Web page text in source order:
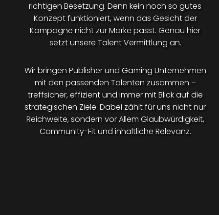
richtigen Besetzung. Denn kein noch so gutes
Konzept funktioniert, wenn das Gesicht der
Kampagne nicht zur Marke passt. Genau hier
setzt unsere Talent Vermittlung an.
Wir bringen Publisher und Gaming Unternehmen
mit den passenden Talenten zusammen –
treffsicher, effizient und immer mit Blick auf die
strategischen Ziele. Dabei zählt für uns nicht nur
Reichweite, sondern vor Allem Glaubwürdigkeit,
Community-Fit und inhaltliche Relevanz.